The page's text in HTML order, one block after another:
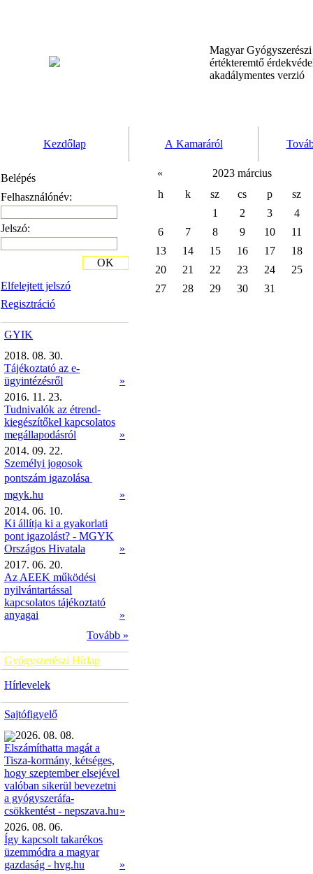
Magyar
értékteremtő
akadálymentes verzió
Kezdőlap A Kamaráról
Belépés
Felhasználónév:
Jelszó:
Elfelejtett jelszó
Regisztráció
OK
GYIK
2018. 08. 30.
Tájékoztató az e-
ügyintézésről
»
2016. 11. 23.
Tudnivalók az étrend-
kiegészítőkel kapcsolatos
megállapodásról
»
2014. 09. 22.
Személyi jogosok
pontszám igazolása 
mgyk.hu
»
2014. 06. 10.
Ki állítja ki a gyakorlati
pont igazolást? - MGYK
Országos Hivatala
»
2017. 06. 20.
Az AEEK működési
nyilvántartással
kapcsolatos tájékoztató
anyagai
»
Tovább »
Gyógyszerészi Hírlap
Hírlevelek
Sajtófigyelő
2026. 08. 08.
Elszámíthatta magát a
Tisza-kormány, kétséges,
hogy szeptember elsejével
valóban sikerül bevezetni
a gyógyszeráfa-
csökkentést - nepszava.hu»
2026. 08. 06.
Így kapcsolt takarékos
üzemmódra a magyar
gazdaság - hvg.hu
»
«
2023 március
h
k sz cs p
sz
1
2 3
4
6
7 8 9 10
11
13
14 15 16 17
18
20
21 22 23 24
25
27
28 29 30 31